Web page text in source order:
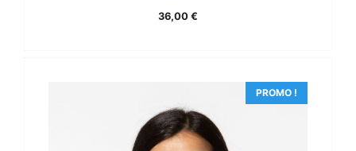
36,00 €
PROMO !